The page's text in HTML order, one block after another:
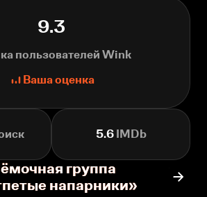
9.3
пользователей Wink
Ваша оценка
5.6IMDb
группа
напарники»